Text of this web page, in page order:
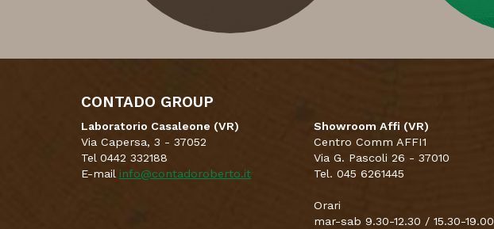
CONTADO GROUP
Laboratorio Casaleone (VR)
Via Capersa, 3 - 37052
Tel 0442 332188
E-mail info@contadoroberto.it
Showroom Affi (VR)
Centro Comm AFFI1
Via G. Pascoli 26 - 37010
Tel. 045 6261445
Orari
mar-sab 9.30-12.30 / 15.30-19.00